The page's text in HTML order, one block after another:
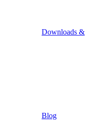
Downloads &
Blog